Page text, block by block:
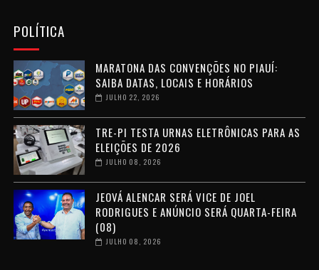
POLÍTICA
MARATONA DAS CONVENÇÕES NO PIAUÍ:
SAIBA DATAS, LOCAIS E HORÁRIOS
JULHO 22, 2026
TRE-PI TESTA URNAS ELETRÔNICAS PARA AS
ELEIÇÕES DE 2026
JULHO 08, 2026
JEOVÁ ALENCAR SERÁ VICE DE JOEL
RODRIGUES E ANÚNCIO SERÁ QUARTA-FEIRA
(08)
JULHO 08, 2026